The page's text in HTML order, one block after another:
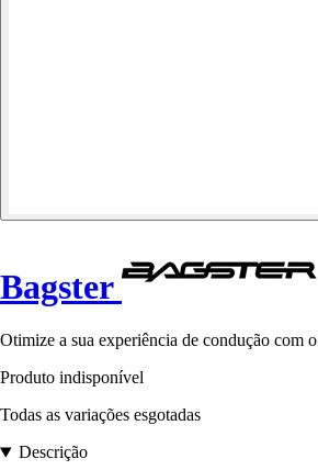
Bagster
Otimize a sua experiência de condução com
Produto indisponível
Todas as variações esgotadas
Descrição